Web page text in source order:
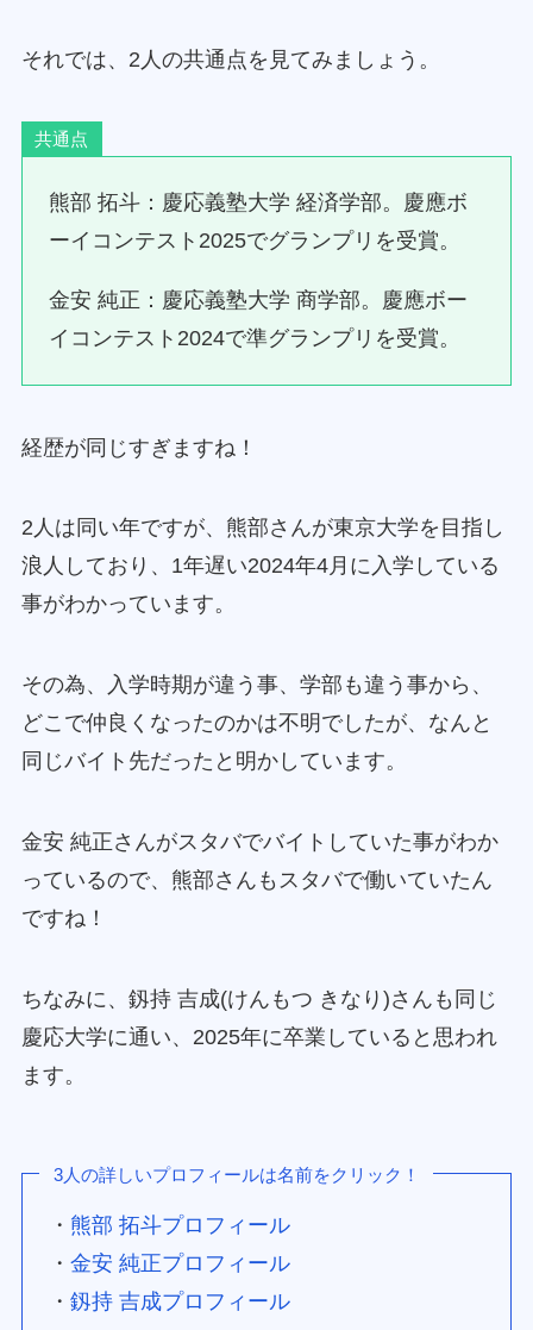
それでは、2人の共通点を見てみましょう。
共通点
熊部 拓斗：慶応義塾大学 経済学部。慶應ボ
ーイコンテスト2025でグランプリを受賞。
金安 純正：慶応義塾大学 商学部。慶應ボー
イコンテスト2024で準グランプリを受賞。
経歴が同じすぎますね！
2人は同い年ですが、熊部さんが東京大学を目指し
浪人しており、1年遅い2024年4月に入学している
事がわかっています。
その為、入学時期が違う事、学部も違う事から、
どこで仲良くなったのかは不明でしたが、なんと
同じバイト先だったと明かしています。
金安 純正さんがスタバでバイトしていた事がわか
っているので、熊部さんもスタバで働いていたん
ですね！
ちなみに、釼持 吉成(けんもつ きなり)さんも同じ
慶応大学に通い、2025年に卒業していると思われ
ます。
3人の詳しいプロフィールは名前をクリック！
・ 熊部 拓斗プロフィール
・金安 純正プロフィール
・釼持 吉成プロフィール